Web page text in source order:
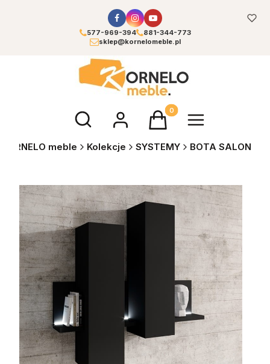
577-969-394
881-344-773
sklep@kornelomeble.pl
Otwórz wyszukiwarkęProdukty w koszyku: 0.
KORNELO meble Kolekcje SYSTEMY BOTA SALON